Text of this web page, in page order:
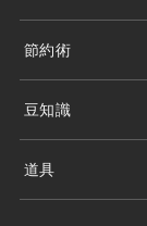
節約術
豆知識
道具